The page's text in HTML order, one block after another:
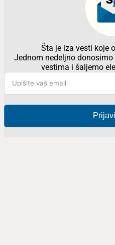
Šta je iza vesti koje
Jednom nedeljno
vestima i šaljemo